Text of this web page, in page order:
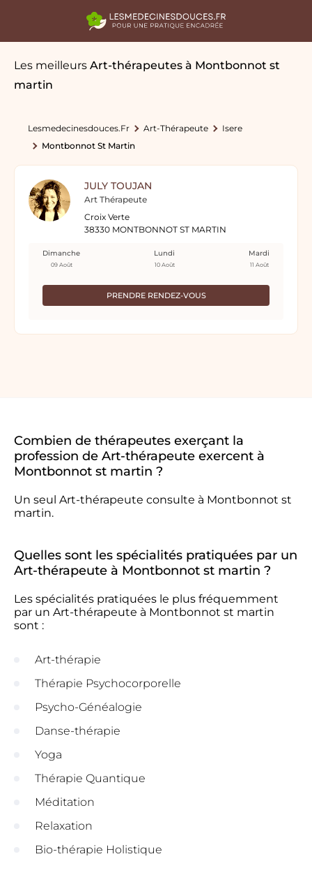
Les meilleurs Art-thérapeutes à Montbonnot st
martin
Lesmedecinesdouces.fr Art-Thérapeute
Isere
Montbonnot St Martin
JULY TOUJAN
Art Thérapeute
Croix Verte
38330 MONTBONNOT ST MARTIN
PRENDRE RENDEZ-VOUS
Dimanche
09 Août
Lundi
10 Août
Mardi
11 Août
Combien de thérapeutes exerçant la
profession de Art-thérapeute exercent à
Montbonnot st martin ?
Un seul Art-thérapeute consulte à Montbonnot st
martin.
Quelles sont les spécialités pratiquées par un
Art-thérapeute à Montbonnot st martin ?
Les spécialités pratiquées le plus fréquemment
par un Art-thérapeute à Montbonnot st martin
sont :
Art-thérapie
Thérapie Psychocorporelle
Psycho-Généalogie
Danse-thérapie
Yoga
Thérapie Quantique
Méditation
Relaxation
Bio-thérapie Holistique